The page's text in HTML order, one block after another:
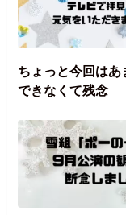
ちょっと今回はあ
できなくて残念